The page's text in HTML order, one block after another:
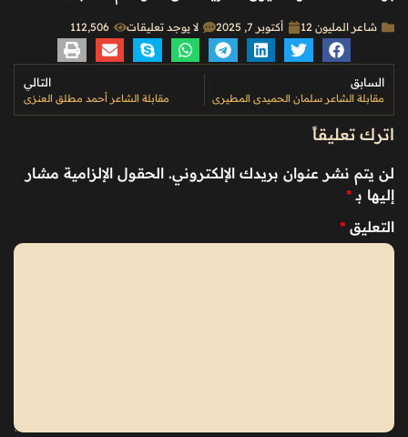
شاعر المليون 12 أكتوبر 7, 2025 لا يوجد تعليقات 112٬506
السابق
مقابلة الشاعر سلمان الحميدي المطيري
التالي
مقابلة الشاعر أحمد مطلق العنزي
اترك تعليقاً
لن يتم نشر عنوان بريدك الإلكتروني. الحقول الإلزامية مشار
إليها بـ *
التعليق *